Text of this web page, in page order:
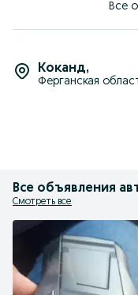
Все
Коканд,
Ферганская
Все объявления
Смотреть все